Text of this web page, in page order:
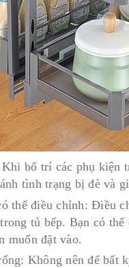
bố trí các phụ kiện
tình trạng bị đè và
thể điều chỉnh: Điều
tủ bếp. Bạn có
muốn đặt vào.
Không nên để bất